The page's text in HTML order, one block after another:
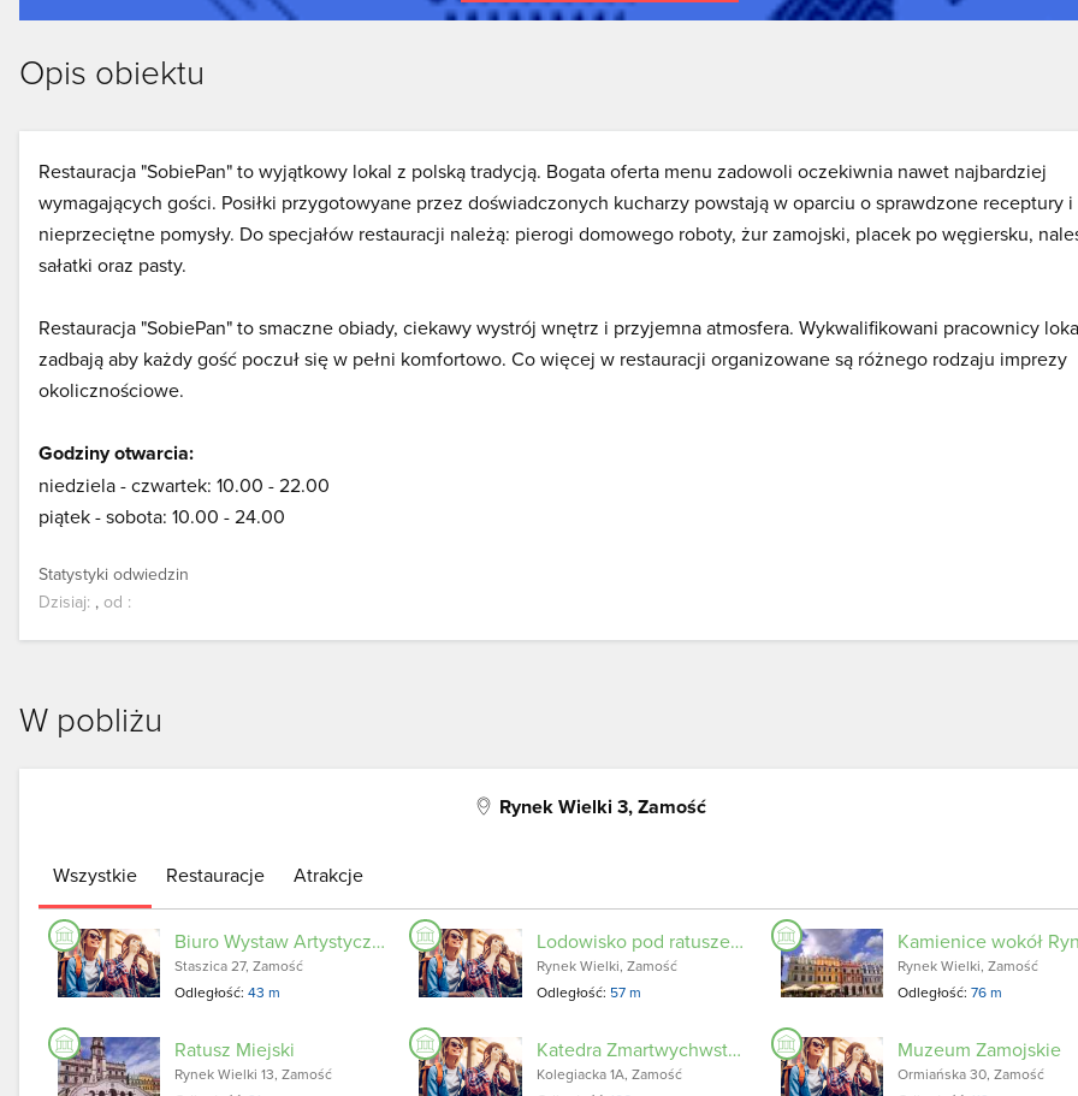
Opis obiektu
Restauracja "SobiePan" to wyjątkowy lokal z polską tradycją. Bogata oferta menu zadowoli oczekiwnia nawet najbardziej
wymagających gości. Posiłki przygotowyane przez doświadczonych kucharzy powstają w oparciu o sprawdzone receptury i
nieprzeciętne pomysły. Do specjałów restauracji należą: pierogi domowego roboty, żur zamojski, placek po węgiersku,
sałatki oraz pasty.
Restauracja "SobiePan" to smaczne obiady, ciekawy wystrój wnętrz i przyjemna atmosfera. Wykwalifikowani pracownicy
zadbają aby każdy gość poczuł się w pełni komfortowo. Co więcej w restauracji organizowane są różnego rodzaju imprezy
okolicznościowe.
Godziny otwarcia:
niedziela - czwartek: 10.00 - 22.00
piątek - sobota: 10.00 - 24.00
Statystyki odwiedzin
Dzisiaj: , od :
W pobliżu
Rynek Wielki 3, Zamość
Wszystkie Restauracje Atrakcje
Biuro Wystaw Artystycznych
Staszica 27, Zamość
Odległość:43 m
Lodowisko pod ratuszem Zamość
Rynek Wielki, Zamość
Odległość: 57 m
Kamienice wokół
Rynek Wielki, Zamość
Odległość:76 m
Ratusz Miejski
Rynek Wielki 13, Zamość
Katedra Zmartwychwstania Pańskiego i św. Tomasza Apostoła
Kolegiacka 1A, Zamość
Muzeum Zamojskie
Ormiańska 30, Zamość